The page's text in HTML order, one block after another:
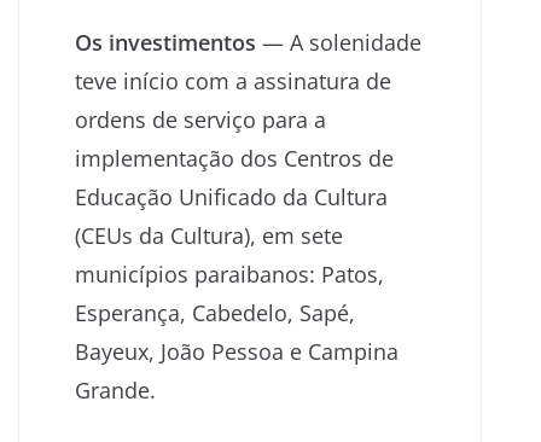
Os investimentos — A solenidade
teve início com a assinatura de
ordens de serviço para a
implementação dos Centros de
Educação Unificado da Cultura
(CEUs da Cultura), em sete
municípios paraibanos: Patos,
Esperança, Cabedelo, Sapé,
Bayeux, João Pessoa e Campina
Grande.